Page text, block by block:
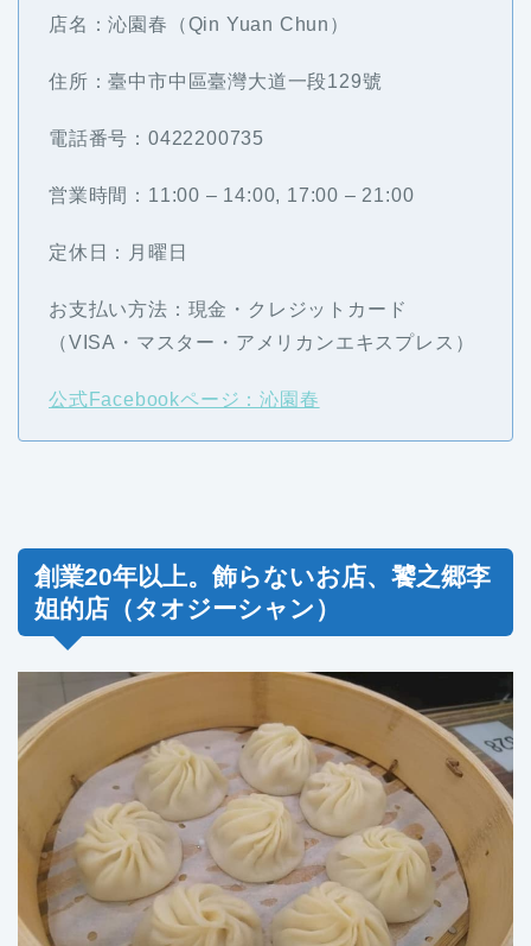
店名：沁園春（Qin Yuan Chun）
住所：臺中市中區臺灣大道一段129號
電話番号：0422200735
営業時間：11:00 – 14:00, 17:00 – 21:00
定休日：月曜日
お支払い方法：現金・クレジットカード
（VISA・マスター・アメリカンエキスプレス）
公式Facebookページ：沁園春
創業20年以上。飾らないお店、饕之郷李
姐的店（タオジーシャン）